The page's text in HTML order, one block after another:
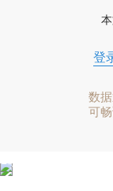
登
数
可